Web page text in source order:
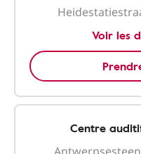
Voir les
Centre